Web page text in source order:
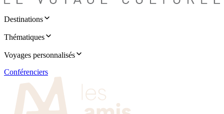
Destinations
Thématiques
Voyages personnalisés
Conférenciers